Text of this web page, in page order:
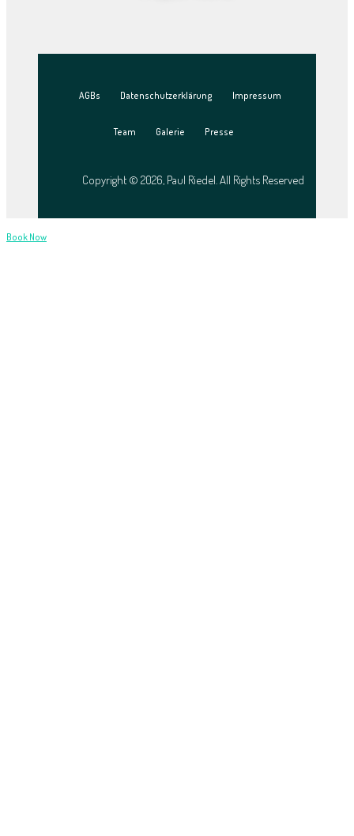
Copyright © 2026, Paul Riedel. All Rights Reserved
AGBs Datenschutzerklärung Impressum
Team Galerie Presse
Book Now